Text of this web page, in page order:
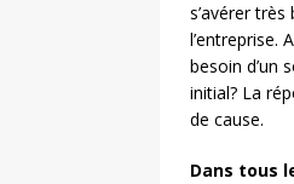
s’avérer
l’entreprise.
besoin d’un
initial? La
de cause.
Dans tous